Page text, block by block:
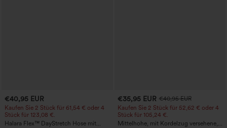
€40,95 EUR
Kaufen Sie 2 Stück für 61,54 € oder 4
Stück für 123,08 €.
Halara Flex™ DayStretch Hose mit
€35,95 EUR €40,95 EUR
Kaufen Sie 2 Stück für 52,62 € oder 4
Stück für 105,24 €.
Mittelhohe, mit Kordelzug versehene,